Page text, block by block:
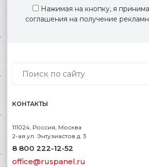
Нажимая на кнопку, я
соглашения на получение
КОНТАКТЫ
111024, Россия, Москва
2-ая ул. Энтузиастов д. 3
8 800 222-12-52
office@ruspanel.ru